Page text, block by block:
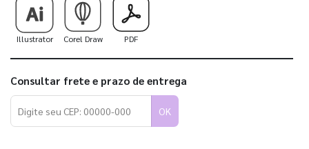
Illustrator Corel Draw PDF
Consultar frete e prazo de entrega
OK